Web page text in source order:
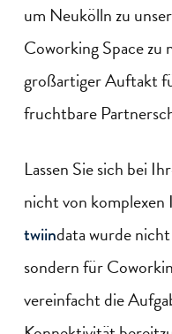
um Neukölln zu
Coworking Space zu
großartiger Auftakt
fruchtbare
Lassen Sie sich bei
nicht von komplexen
twiindata wurde
sondern für
vereinfacht die